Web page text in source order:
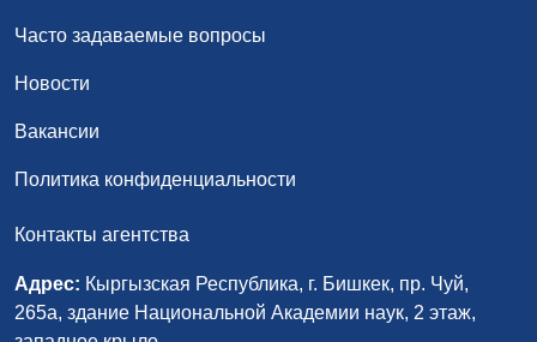
Часто задаваемые вопросы
Новости
Вакансии
Политика конфиденциальности
Контакты агентства
Адрес: Кыргызская Республика, г. Бишкек, пр. Чуй,
265а, здание Национальной Академии наук, 2 этаж,